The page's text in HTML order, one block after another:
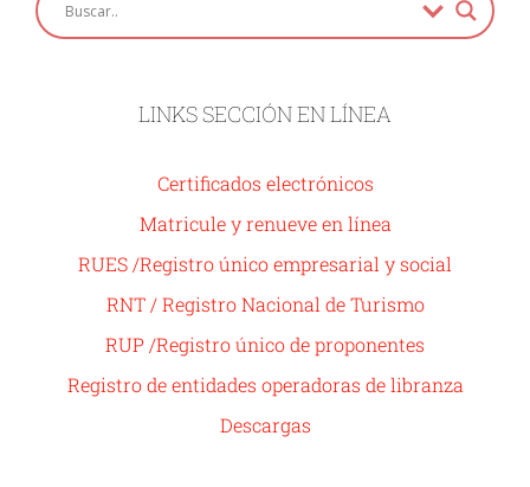
LINKS SECCIÓN EN LÍNEA
Certificados electrónicos
Matricule y renueve en línea
RUES /Registro único empresarial y social
RNT / Registro Nacional de Turismo
RUP /Registro único de proponentes
Registro de entidades operadoras de libranza
Descargas